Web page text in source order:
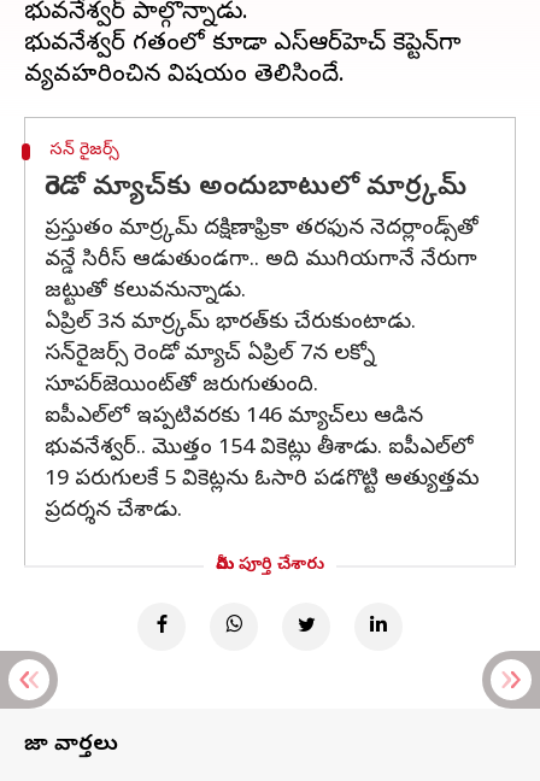
భువనేశ్వర్ పాల్గొన్నాడు.
భువనేశ్వర్ గతంలో కూడా ఎస్ఆర్‌హెచ్ కెప్టెన్‌గా
సన్ రైజర్స్
రెండో మ్యాచ్‌కు అందుబాటులో మార్ర్కమ్
ప్రస్తుతం మార్ర్కమ్ దక్షిణాఫ్రికా తరఫున నెదర్లాండ్స్‌తో
వన్డే సిరీస్‌ ఆడుతుండగా.. అది ముగియగానే నేరుగా
జట్టుతో కలువనున్నాడు.
ఏప్రిల్ 3న మార్ర్కమ్ భారత్‌కు చేరుకుంటాడు.
సన్‌రైజర్స్ రెండో మ్యాచ్ ఏప్రిల్ 7న లక్నో
సూపర్‌జెయింట్‌తో జరుగుతుంది.
ఐపీఎల్‌లో ఇప్పటివరకు 146 మ్యాచ్‌లు ఆడిన
భువనేశ్వర్.. మొత్తం 154 వికెట్లు తీశాడు. ఐపీఎల్‌లో
19 పరుగులకే 5 వికెట్లను ఓసారి పడగొట్టి అత్యుత్తమ
ప్రదర్శన చేశాడు.
మీరు పూర్తి చేశారు
తాజా వార్తలు